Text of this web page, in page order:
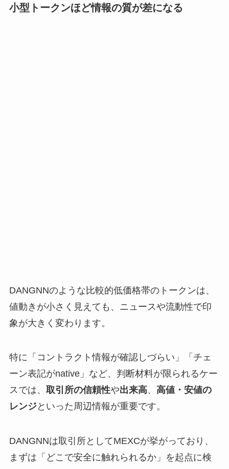
小型トークンほど情報の質が差になる
DANGNNのような比較的低価格帯のトークンは、
値動きが小さく見えても、ニュースや流動性で印
象が大きく変わります。
特に「コントラクト情報が確認しづらい」「チェ
ーン表記がnative」など、判断材料が限られるケー
スでは、 取引所の信頼性や出来高、 高値・安値の
レンジといった周辺情報が重要です。
DANGNNは取引所としてMEXCが挙がっており、
まずは「どこで安全に触れられるか」を起点に検